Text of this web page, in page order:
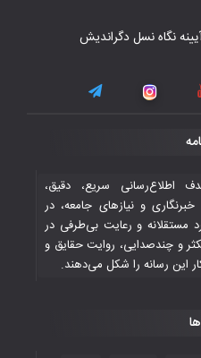
ملی فوتسال افغانستان در
همبستگی کشورهای
کشور با گلباران تایلند به
فوتسال‌بازان جوان
نگاه نسل دگراندیش
در سال ۲۰۱۶ با هدف اطلاع‌رسانی سریع، دقیق،
و نیازهای جامعه، در
مستقلانه و رعایت بی‌طرفی در
و چندصدایی، روایت حقایق و
این رسانه را شکل می‌دهند.